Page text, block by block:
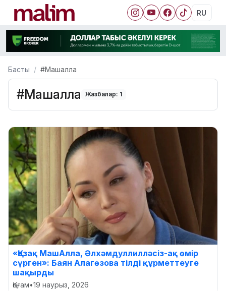
RU
Басты #Машалла
#Машалла Жазбалар: 1
«Қазақ МашАлла, Әлхәмдуллилләсіз-ақ өмір
сүрген»: Баян Алагөзова тілді құрметтеуге
шақырды
Қоғам•19 наурыз, 2026